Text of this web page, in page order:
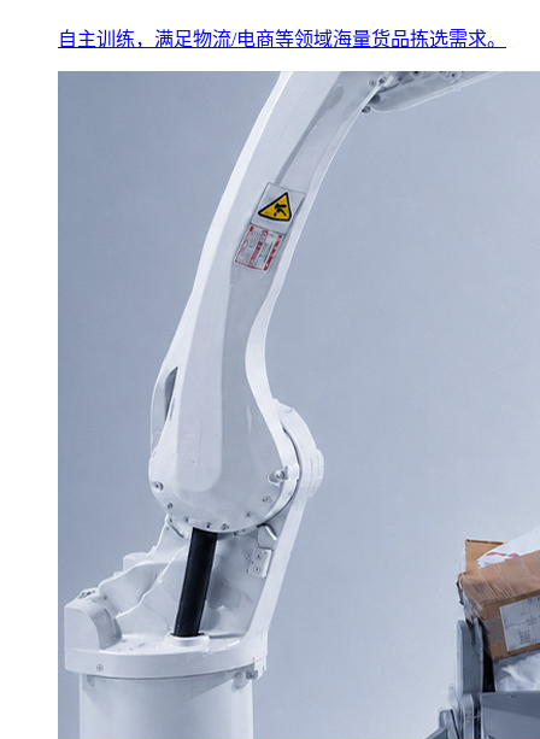
自主训练，满足物流/电商等领域海量货品拣选需求。